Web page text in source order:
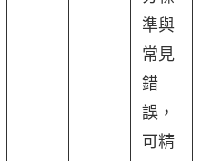
準與
常見
錯
誤，
可精